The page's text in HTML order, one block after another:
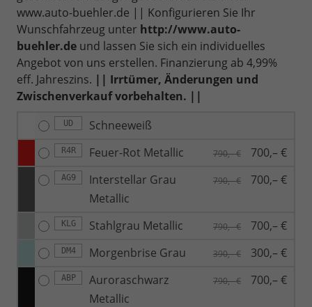
www.auto-buehler.de || Konfigurieren Sie Ihr
Wunschfahrzeug unter http://www.auto-
buehler.de und lassen Sie sich ein individuelles
Angebot von uns erstellen. Finanzierung ab 4,99%
eff. Jahreszins. || Irrtümer, Änderungen und
Zwischenverkauf vorbehalten. ||
UD Schneeweiß
R4R Feuer-Rot Metallic 790,– € 700,– €
AG9
Interstellar Grau
Metallic
790,– € 700,– €
KLG Stahlgrau Metallic 790,– € 700,– €
DM4 Morgenbrise Grau 390,– € 300,– €
ABP
Auroraschwarz
Metallic
790,– € 700,– €